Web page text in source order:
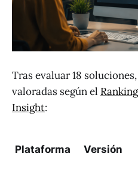
Tras evaluar 18
valoradas según el
Insight:
Plataforma Versión